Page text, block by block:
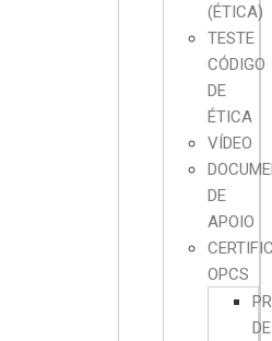
(ÉTICA)
TESTE
CÓDIGO
DE
ÉTICA
VÍDEO
DE
APOIO
OPCS
DE